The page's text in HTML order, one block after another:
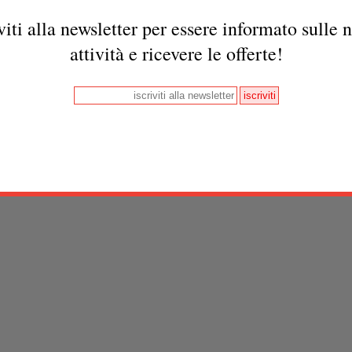
alla newsletter per essere informato sulle
attività e ricevere le offerte!
- Abiblio © 2013 All right reserverd - Privacy Policy-Termini di acquisto - P.